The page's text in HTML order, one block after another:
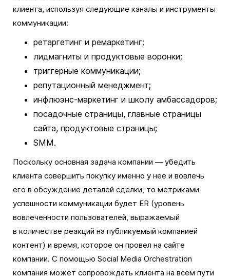
клиента, используя следующие каналы и инструменты
коммуникации:
ретаргетинг и ремаркетинг;
лидмагниты и продуктовые воронки;
триггерные коммуникации;
репутационный менеджмент;
инфлюэнс-маркетинг и школу амбассадоров;
посадочные страницы, главные страницы
сайта, продуктовые страницы;
SMM.
Поскольку основная задача компании — убедить
клиента совершить покупку именно у нее и вовлечь
его в обсуждение деталей сделки, то метриками
успешности коммуникации будет ER (уровень
вовлеченности пользователей, выражаемый
в количестве реакций на публикуемый компанией
контент) и время, которое он провел на сайте
компании. С помощью Social Media Orchestration
компания может сопровождать клиента на всем пути